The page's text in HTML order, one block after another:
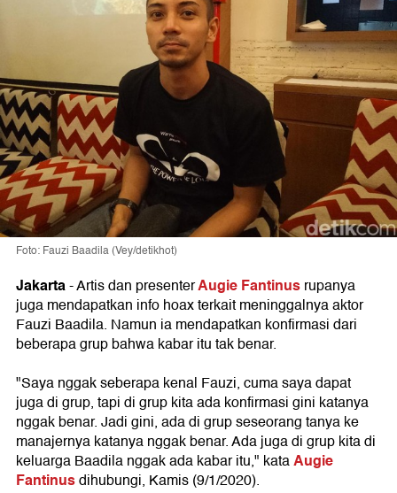
Foto: Fauzi Baadila (Vey/detikhot)
Jakarta- Artis dan presenterAugie Fantinusrupanya
juga mendapatkan info hoax terkait meninggalnya aktor
Fauzi Baadila. Namun ia mendapatkan konfirmasi dari
beberapa grup bahwa kabar itu tak benar.
"Saya nggak seberapa kenal Fauzi, cuma saya dapat
juga di grup, tapi di grup kita ada konfirmasi gini katanya
nggak benar. Jadi gini, ada di grup seseorang tanya ke
manajernya katanya nggak benar. Ada juga di grup kita di
keluarga Baadila nggak ada kabar itu," kataAugie
Fantinusdihubungi, Kamis (9/1/2020).